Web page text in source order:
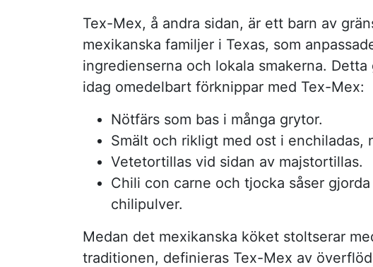
Tex-Mex, å andra sidan, är ett barn av
mexikanska familjer i Texas, som
ingredienserna och lokala smakerna.
idag omedelbart förknippar med Tex-Mex:
Nötfärs som bas i många grytor.
Smält och rikligt med ost i enchiladas,
Vetetortillas vid sidan av majstortillas.
Chili con carne och tjocka såser
chilipulver.
Medan det mexikanska köket stoltserar
traditionen, definieras Tex-Mex av